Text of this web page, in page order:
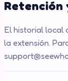
Retención
El historial local
la extensión.